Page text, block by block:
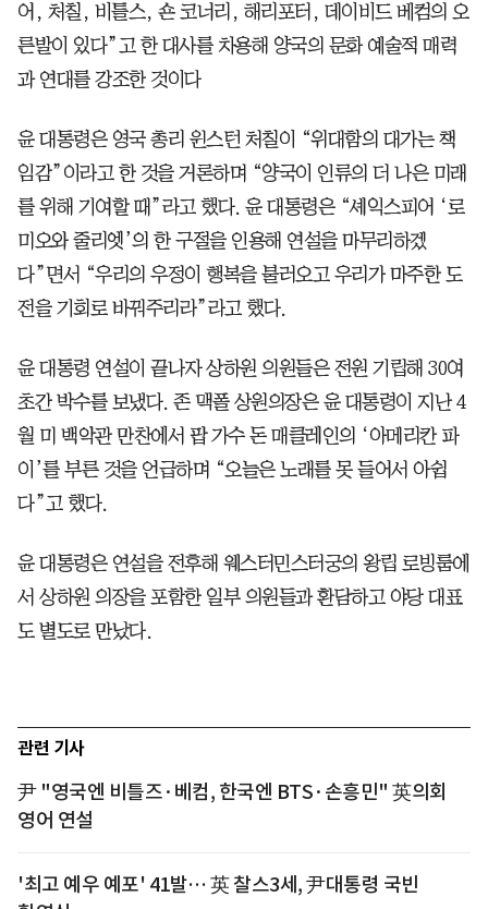
어, 처칠, 비틀스, 숀 코너리, 해리포터, 데이비드 베컴의 오
른발이 있다”고 한 대사를 차용해 양국의 문화 예술적 매력
과 연대를 강조한 것이다
윤 대통령은 영국 총리 윈스턴 처칠이 “위대함의 대가는 책
임감”이라고 한 것을 거론하며 “양국이 인류의 더 나은 미래
를 위해 기여할 때”라고 했다. 윤 대통령은 “셰익스피어 ‘로
미오와 줄리엣’의 한 구절을 인용해 연설을 마무리하겠
다”면서 “우리의 우정이 행복을 불러오고 우리가 마주한 도
전을 기회로 바꿔주리라”라고 했다.
윤 대통령 연설이 끝나자 상하원 의원들은 전원 기립해 30여
초간 박수를 보냈다. 존 맥폴 상원의장은 윤 대통령이 지난 4
월 미 백악관 만찬에서 팝 가수 돈 매클레인의 ‘아메리칸 파
이’를 부른 것을 언급하며 “오늘은 노래를 못 들어서 아쉽
다”고 했다.
윤 대통령은 연설을 전후해 웨스터민스터궁의 왕립 로빙룸에
서 상하원 의장을 포함한 일부 의원들과 환담하고 야당 대표
도 별도로 만났다.
관련 기사
尹 "영국엔 비틀즈·베컴, 한국엔 BTS·손흥민" 英의회
영어 연설
'최고 예우 예포' 41발… 英 찰스3세, 尹대통령 국빈